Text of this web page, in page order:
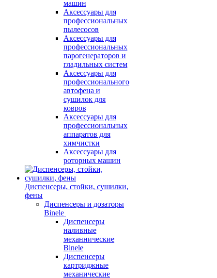
машин
Аксессуары для
профессиональных
пылесосов
Аксессуары для
профессиональных
парогенераторов и
гладильных систем
Аксессуары для
профессионального
автофена и
сушилок для
ковров
Аксессуары для
профессиональных
аппаратов для
химчистки
Аксессуары для
роторных машин
Диспенсеры, стойки, сушилки,
фены
Диспенсеры и дозаторы
Binele
Диспенсеры
наливные
механнические
Binele
Диспенсеры
картриджные
механические